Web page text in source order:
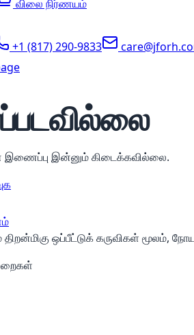
விலை நிர்ணயம்
+1 (817) 290-9833
இணைப்பு இன்னும் கிடைக்கவில்லை.
ஒப்பீட்டுக் கருவிகள் மூலம்,